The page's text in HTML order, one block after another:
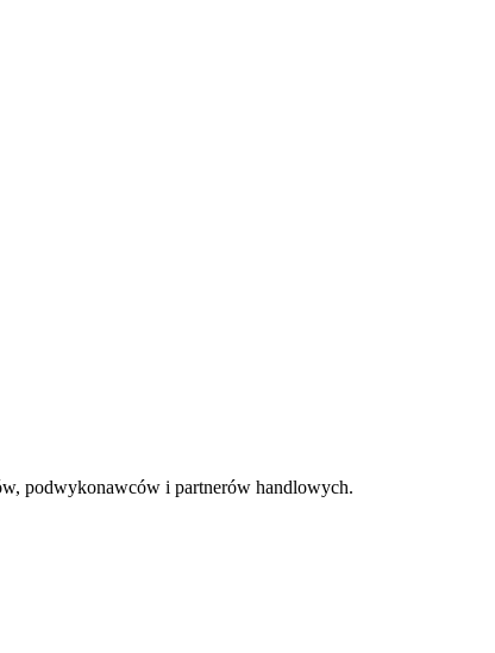
podwykonawców i partnerów handlowych.